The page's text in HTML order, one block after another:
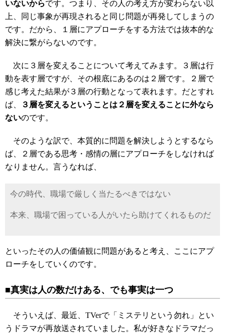
いないからです。つまり、その人の考え方が変わらない以
上、同じ事象が再現されると同じ問題が再発してしまうの
です。だから、１層にアプローチをする方法では抜本的な
解決に繋がらないのです。
次に３層を変えることについて考えてみます。３層は行
動を表す層ですが、その根底にあるのは２層です。２層で
感じ考えた結果が３層の行動となって表れます。だとすれ
ば、
３層を変えるということは２層を変えることに外なら
ないのです。
そのような訳で、本質的に問題を解決しようとするなら
ば、２層である思考・感情の層にアプローチをしなければ
なりません。言うなれば、
今の時代、職場で厳しく当たるべきではない
本来、職場で困っている人がいたら助けてくれるものだ
といったその人の価値観に問題があると考え、ここにアプ
ローチをしていくのです。
■真実は人の数だけある、でも事実は一つ
そういえば、最近、TVerで「ミステリという勿れ」とい
うドラマが再放送されていました。私が好きなドラマだっ